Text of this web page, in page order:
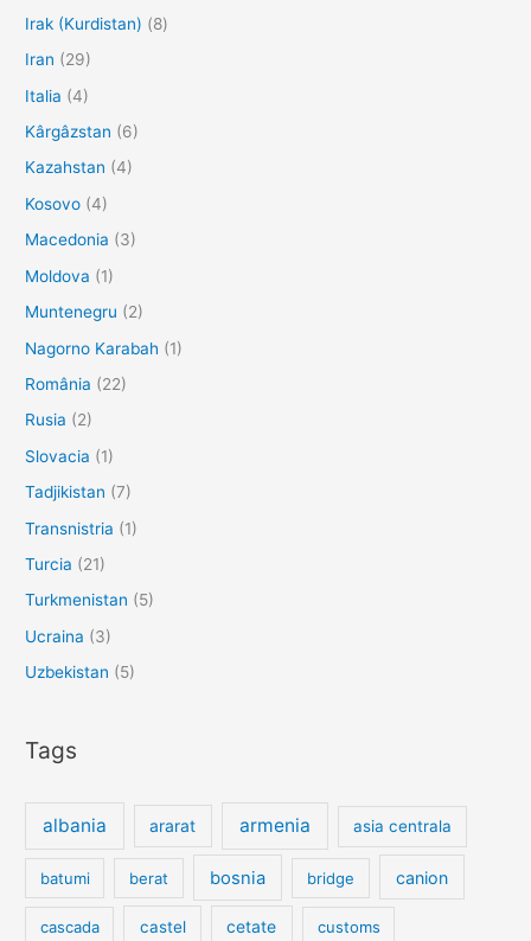
Irak (Kurdistan) (8)
Iran (29)
Italia (4)
Kârgâzstan (6)
Kazahstan (4)
Kosovo (4)
Macedonia (3)
Moldova (1)
Muntenegru (2)
Nagorno Karabah (1)
România (22)
Rusia (2)
Slovacia (1)
Tadjikistan (7)
Transnistria (1)
Turcia (21)
Turkmenistan (5)
Ucraina (3)
Uzbekistan (5)
Tags
albania ararat armenia asia centrala
batumi berat bosnia bridge canion
cascada castel cetate customs